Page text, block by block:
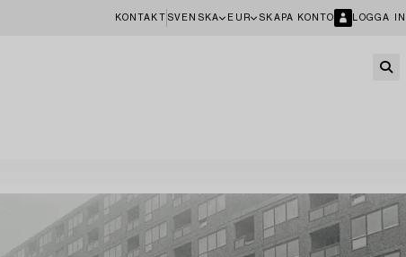
KONTAKT SVENSKA EUR SKAPA KONTO LOGGA IN